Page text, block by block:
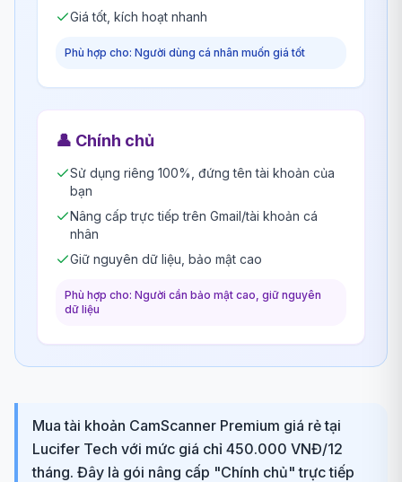
Giá tốt, kích hoạt nhanh
Phù hợp cho: Người dùng cá nhân muốn giá tốt
👤 Chính chủ
Sử dụng riêng 100%, đứng tên tài khoản của
bạn
Nâng cấp trực tiếp trên Gmail/tài khoản cá
nhân
Giữ nguyên dữ liệu, bảo mật cao
Phù hợp cho: Người cần bảo mật cao, giữ nguyên
dữ liệu
Mua tài khoản CamScanner Premium giá rẻ tại
Lucifer Tech với mức giá chỉ 450.000 VNĐ/12
tháng. Đây là gói nâng cấp "Chính chủ" trực tiếp